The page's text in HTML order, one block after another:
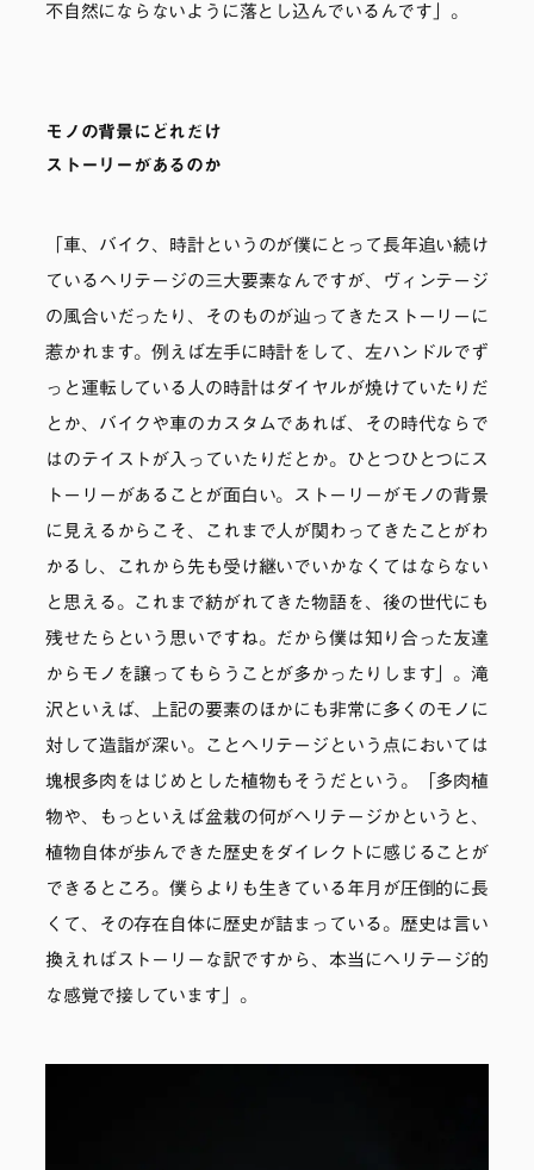
不自然にならないように落とし込んでいるんです」。
モノの背景にどれだけ
ストーリーがあるのか
「車、バイク、時計というのが僕にとって長年追い続け
ているヘリテージの三大要素なんですが、ヴィンテージ
の風合いだったり、そのものが辿ってきたストーリーに
惹かれます。例えば左手に時計をして、左ハンドルでず
っと運転している人の時計はダイヤルが焼けていたりだ
とか、バイクや車のカスタムであれば、その時代ならで
はのテイストが入っていたりだとか。ひとつひとつにス
トーリーがあることが面白い。ストーリーがモノの背景
に見えるからこそ、これまで人が関わってきたことがわ
かるし、これから先も受け継いでいかなくてはならない
と思える。これまで紡がれてきた物語を、後の世代にも
残せたらという思いですね。だから僕は知り合った友達
からモノを譲ってもらうことが多かったりします」。滝
沢といえば、上記の要素のほかにも非常に多くのモノに
対して造詣が深い。ことヘリテージという点においては
塊根多肉をはじめとした植物もそうだという。「多肉植
物や、もっといえば盆栽の何がヘリテージかというと、
植物自体が歩んできた歴史をダイレクトに感じることが
できるところ。僕らよりも生きている年月が圧倒的に長
くて、その存在自体に歴史が詰まっている。歴史は言い
換えればストーリーな訳ですから、本当にヘリテージ的
な感覚で接しています」。